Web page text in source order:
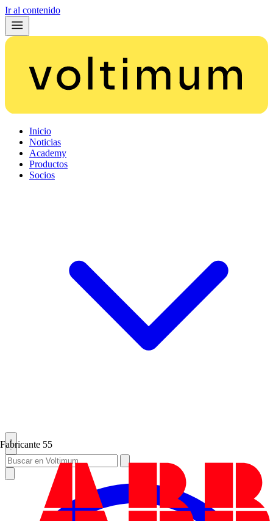
Ir al contenido
Inicio
Noticias
Academy
Productos
Socios
Fabricante 55